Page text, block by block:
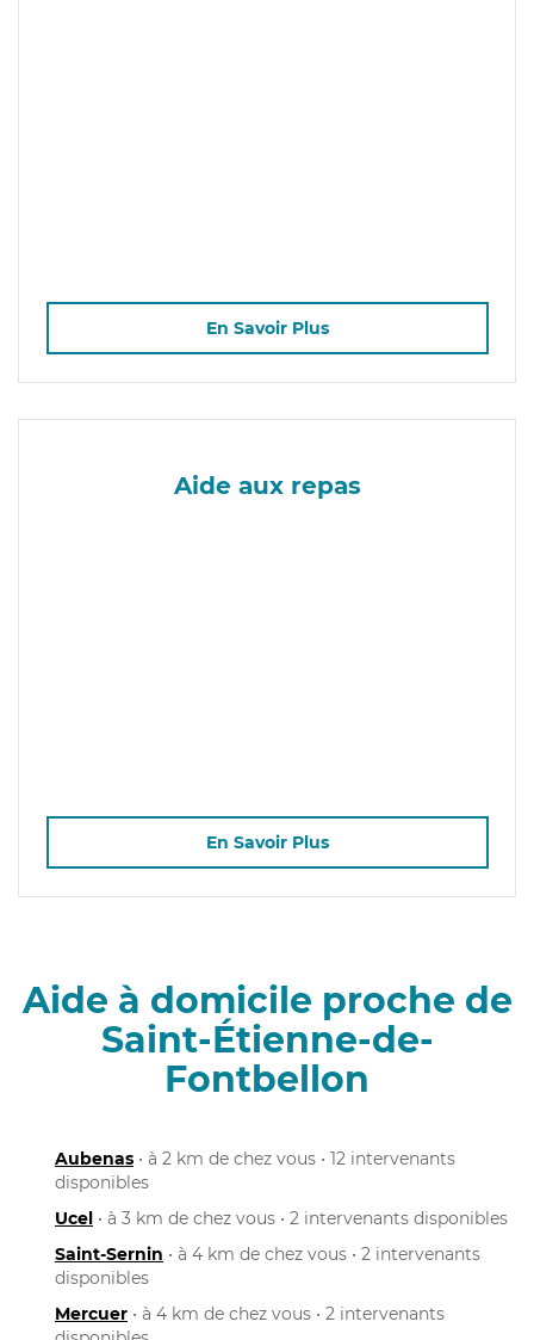
En Savoir Plus
Aide aux repas
En Savoir Plus
Aide à domicile proche de
Saint-Étienne-de-
Fontbellon
Aubenas • à 2 km de chez vous • 12 intervenants
disponibles
Ucel • à 3 km de chez vous • 2 intervenants disponibles
Saint-Sernin • à 4 km de chez vous • 2 intervenants
disponibles
Mercuer • à 4 km de chez vous • 2 intervenants